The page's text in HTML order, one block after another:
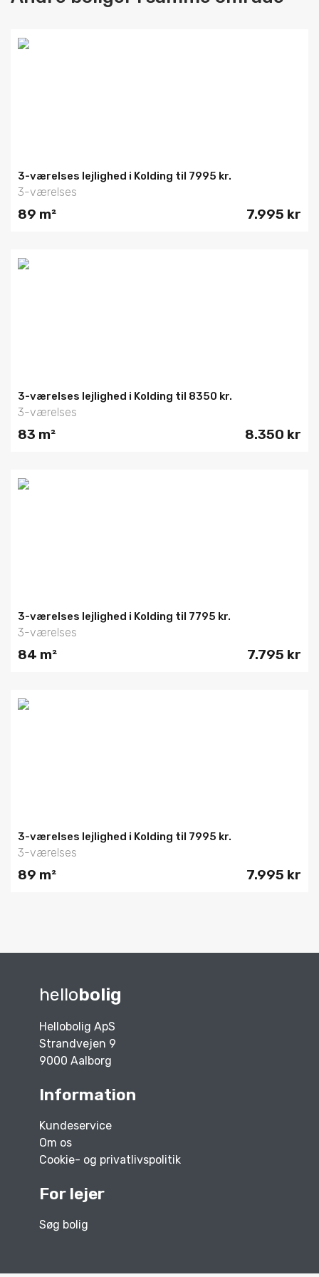
3-værelses lejlighed i Kolding til 7995 kr.
3-værelses
89 m² 7.995 kr
3-værelses lejlighed i Kolding til 8350 kr.
3-værelses
83 m² 8.350 kr
3-værelses lejlighed i Kolding til 7795 kr.
3-værelses
84 m² 7.795 kr
3-værelses lejlighed i Kolding til 7995 kr.
3-værelses
89 m² 7.995 kr
hellobolig
Hellobolig ApS
Strandvejen 9
9000 Aalborg
Information
Kundeservice
Om os
Cookie- og privatlivspolitik
For lejer
Søg bolig